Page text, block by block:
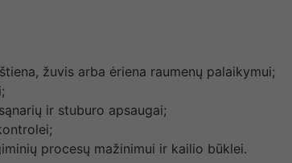
žuvis arba ėriena raumenų palaikymui;
ir stuburo apsaugai;
procesų mažinimui ir kailio būklei.